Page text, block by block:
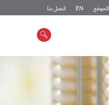
اتصل بنا EN الموقع